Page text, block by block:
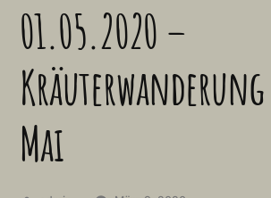
01.05.2020 –
Mai